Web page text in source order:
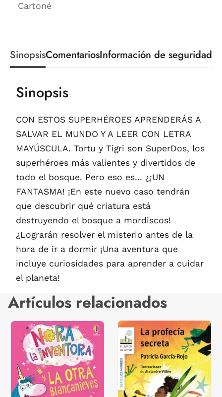
Cartoné
SinopsisComentariosInformación de seguridad
Sinopsis
CON ESTOS SUPERHÉROES APRENDERÁS A
SALVAR EL MUNDO Y A LEER CON LETRA
MAYÚSCULA. Tortu y Tigri son SuperDos, los
superhéroes más valientes y divertidos de
todo el bosque. Pero eso es... ¿¡UN
FANTASMA! ¡En este nuevo caso tendrán
que descubrir qué criatura está
destruyendo el bosque a mordiscos!
¿Lograrán resolver el misterio antes de la
hora de ir a dormir ¡Una aventura que
incluye curiosidades para aprender a cuidar
el planeta!
Artículos relacionados